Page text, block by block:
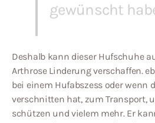
gewünscht
Deshalb kann dieser Hufschuhe
Arthrose Linderung verschaffen.
bei einem Hufabszess oder wenn
verschnitten hat, zum Transport,
schützen und vielem mehr. Er